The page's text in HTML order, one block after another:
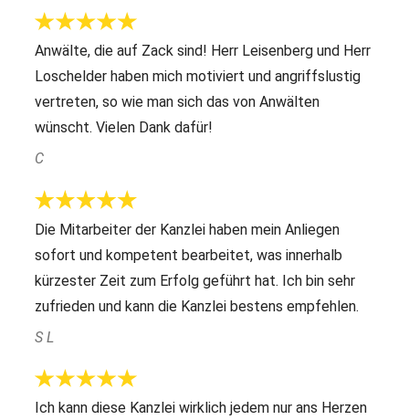
Anwälte, die auf Zack sind! Herr Leisenberg und Herr
Loschelder haben mich motiviert und angriffslustig
vertreten, so wie man sich das von Anwälten
wünscht. Vielen Dank dafür!
C
Die Mitarbeiter der Kanzlei haben mein Anliegen
sofort und kompetent bearbeitet, was innerhalb
kürzester Zeit zum Erfolg geführt hat. Ich bin sehr
zufrieden und kann die Kanzlei bestens empfehlen.
S L
Ich kann diese Kanzlei wirklich jedem nur ans Herzen